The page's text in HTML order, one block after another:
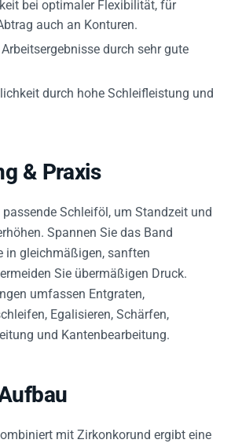
bei optimaler Flexibilität, für
auch an Konturen.
durch sehr gute
durch hohe Schleifleistung und
& Praxis
passende Schleiföl, um Standzeit und
Spannen Sie das Band
in gleichmäßigen, sanften
Sie übermäßigen Druck.
umfassen Entgraten,
Egalisieren, Schärfen,
und Kantenbearbeitung.
mit Zirkonkorund ergibt eine